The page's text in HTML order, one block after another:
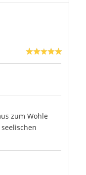
zum Wohle